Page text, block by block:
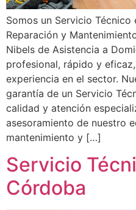
Somos un Servicio Técnico
Reparación y
Nibels de Asistencia a
profesional, rápido y
experiencia en el sector.
garantía de un Servicio
calidad y atención
asesoramiento de nuestro
mantenimiento y […]
Servicio
Córdoba